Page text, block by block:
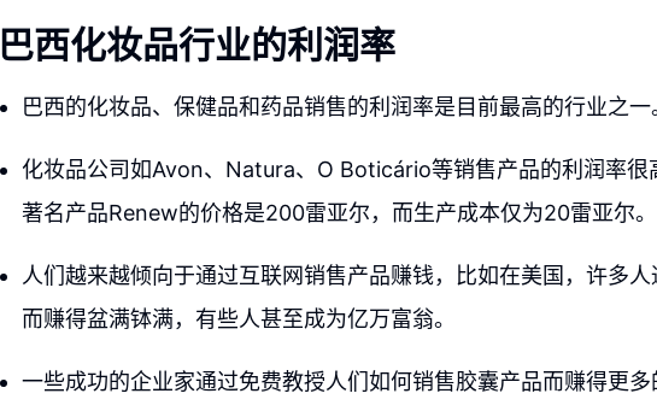
巴西化妆品行业的利润率
巴西的化妆品、保健品和药品销售的利润率是目前最高的行业之一
化妆品公司如Avon、Natura、O Boticário等销售产品的利润率很
著名产品Renew的价格是200雷亚尔，而生产成本仅为20雷亚尔。
人们越来越倾向于通过互联网销售产品赚钱，比如在美国，许多
而赚得盆满钵满，有些人甚至成为亿万富翁。
一些成功的企业家通过免费教授人们如何销售胶囊产品而赚得更